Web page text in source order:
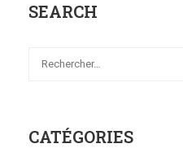
SEARCH
CATÉGORIES